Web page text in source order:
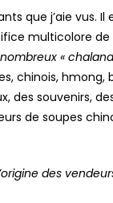
que j’aie vus.
multicolore
«
chinois, hmong,
des souvenirs,
de soupes
des